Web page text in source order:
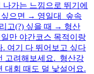
가는 느낌으로 뛰기에
싶으면 → 영일대 숲속
고(?) 싶을 때 → 형산
만 야간코스 목적이랑
여기 다 뛰어보고 싶다
고려해보세요. 형산강
대회 때도 덜 낯설어요.